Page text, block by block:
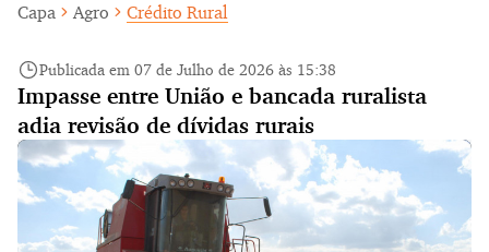
Capa Agro Crédito Rural
Publicada em 07 de Julho de 2026 às 15:38
Impasse entre União e bancada ruralista
adia revisão de dívidas rurais